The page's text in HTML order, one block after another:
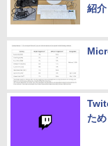
紹介
ため